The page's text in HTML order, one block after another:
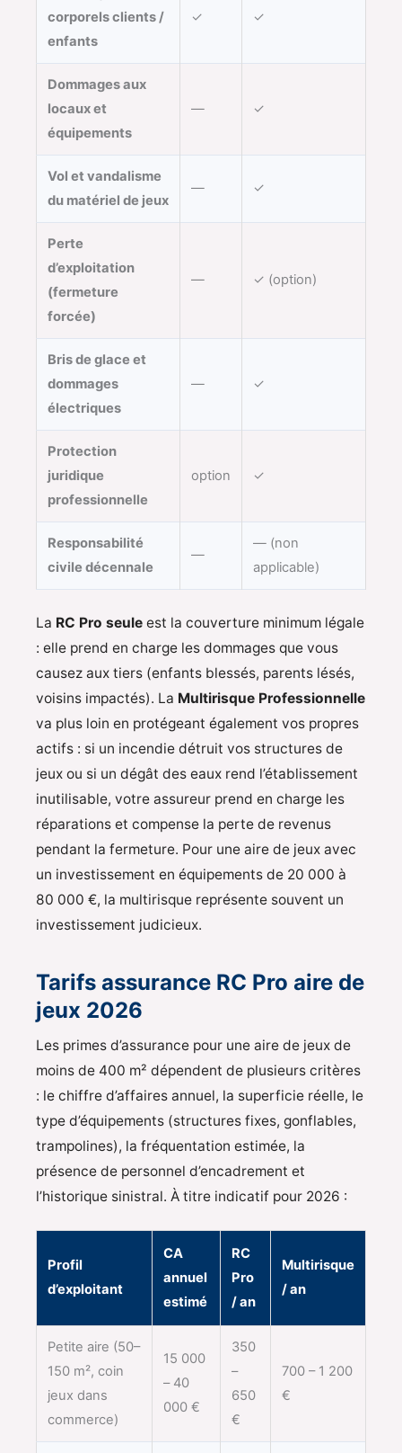
corporels clients /
enfants
✓ ✓
Dommages aux
locaux et
équipements
— ✓
Vol et vandalisme
du matériel de jeux
— ✓
Perte
d’exploitation
(fermeture
forcée)
— ✓ (option)
Bris de glace et
dommages
électriques
— ✓
Protection
juridique
professionnelle
option ✓
Responsabilité
civile décennale
—
— (non
applicable)
La RC Pro seule est la couverture minimum légale
: elle prend en charge les dommages que vous
causez aux tiers (enfants blessés, parents lésés,
voisins impactés). La Multirisque Professionnelle
va plus loin en protégeant également vos propres
actifs : si un incendie détruit vos structures de
jeux ou si un dégât des eaux rend l’établissement
inutilisable, votre assureur prend en charge les
réparations et compense la perte de revenus
pendant la fermeture. Pour une aire de jeux avec
un investissement en équipements de 20 000 à
80 000 €, la multirisque représente souvent un
investissement judicieux.
Tarifs assurance RC Pro aire de
jeux 2026
Les primes d’assurance pour une aire de jeux de
moins de 400 m² dépendent de plusieurs critères
: le chiffre d’affaires annuel, la superficie réelle, le
type d’équipements (structures fixes, gonflables,
trampolines), la fréquentation estimée, la
présence de personnel d’encadrement et
l’historique sinistral. À titre indicatif pour 2026 :
Profil
d’exploitant
CA
annuel
estimé
RC
Pro
/ an
Multirisque
/ an
Petite aire (50–
150 m², coin
jeux dans
commerce)
15 000
– 40
000 €
350
–
650
€
700 – 1 200
€